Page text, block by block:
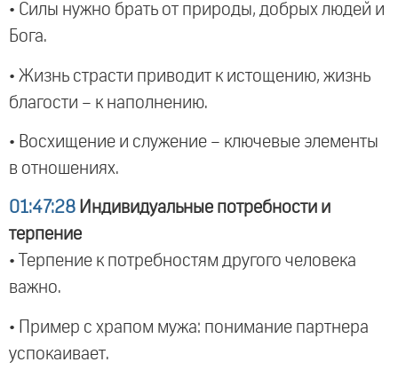
• Силы нужно брать от природы, добрых людей и
Бога.
• Жизнь страсти приводит к истощению, жизнь
благости – к наполнению.
• Восхищение и служение – ключевые элементы
в отношениях.
01:47:28 Индивидуальные потребности и
терпение
• Терпение к потребностям другого человека
важно.
• Пример с храпом мужа: понимание партнера
успокаивает.